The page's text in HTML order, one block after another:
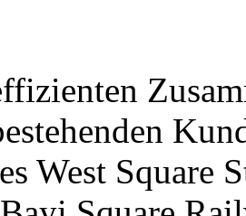
West Square